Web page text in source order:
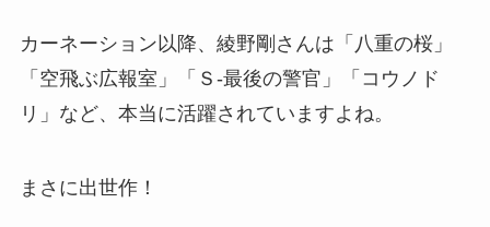
カーネーション以降、綾野剛さんは「八重の桜」
「空飛ぶ広報室」「Ｓ-最後の警官」「コウノド
リ」など、本当に活躍されていますよね。
まさに出世作！